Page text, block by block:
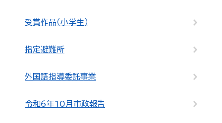
受賞作品（小学生）
指定避難所
外国語指導委託事業
令和6年10月市政報告